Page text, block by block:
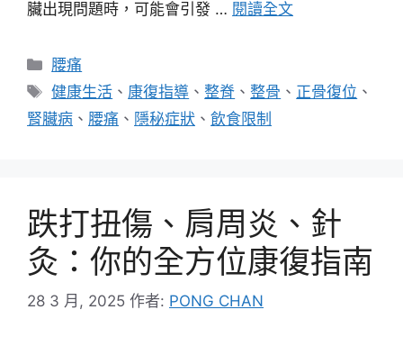
臟出現問題時，可能會引發 … 閱讀全文
分
類
腰痛
標
籤
健康生活 、 康復指導 、整脊 、整骨 、 正骨復位 、
腎臟病 、 腰痛 、 隱秘症狀 、 飲食限制
跌打扭傷、肩周炎、針
灸：你的全方位康復指南
28 3 月, 2025 作者: PONG CHAN